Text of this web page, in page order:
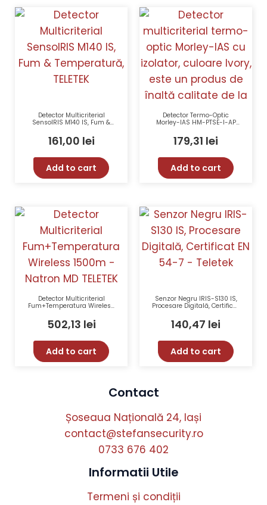
Detector Multicriterial
SensoIRIS M140 IS, Fum &
161,00 lei
Add to cart
Detector Termo-Optic
Morley-IAS HM-PTSE-I-AP
Fildes, EN54
179,31 lei
Add to cart
Detector Multicriterial
Fum+Temperatura Wireless
1500m – Natron MD TELETEK
502,13 lei
Add to cart
Senzor Negru IRIS-S130 IS,
Procesare Digitală, Certificat
EN 54-7 – Teletek
140,47 lei
Add to cart
Contact
Șoseaua Națională 24, Iași
contact@stefansecurity.ro
0733 676 402
Informatii Utile
Termeni și condiții